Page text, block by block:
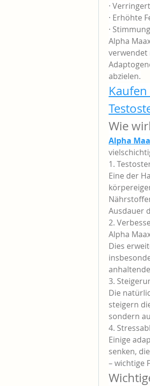
·
· Erhöhte
·
Alpha
verwendet
abzielen.
Wie
Alpha
1.
Eine der
Ausdauer
2.
Alpha
Dies
3.
Die
steigern
sondern
4.
Einige
senken,
– wichtige